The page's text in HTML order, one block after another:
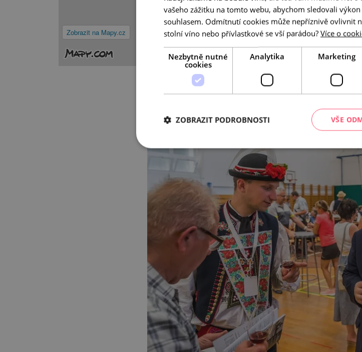
Zobrazit na Mapy.cz
Leaflet|©
vašeho zážitku na tomto webu, abychom sledovali
souhlasem. Odmítnutí cookies může nepříznivě ovlivnit
stolní víno nebo přívlastkové se vší parádou? Více o
Nezbytně nutné
cookies
Analytika Marketing
VŠE
ZOBRAZIT PODROBNOSTI